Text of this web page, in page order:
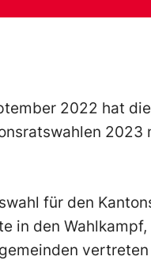
2022 hat
2023
für den
in den